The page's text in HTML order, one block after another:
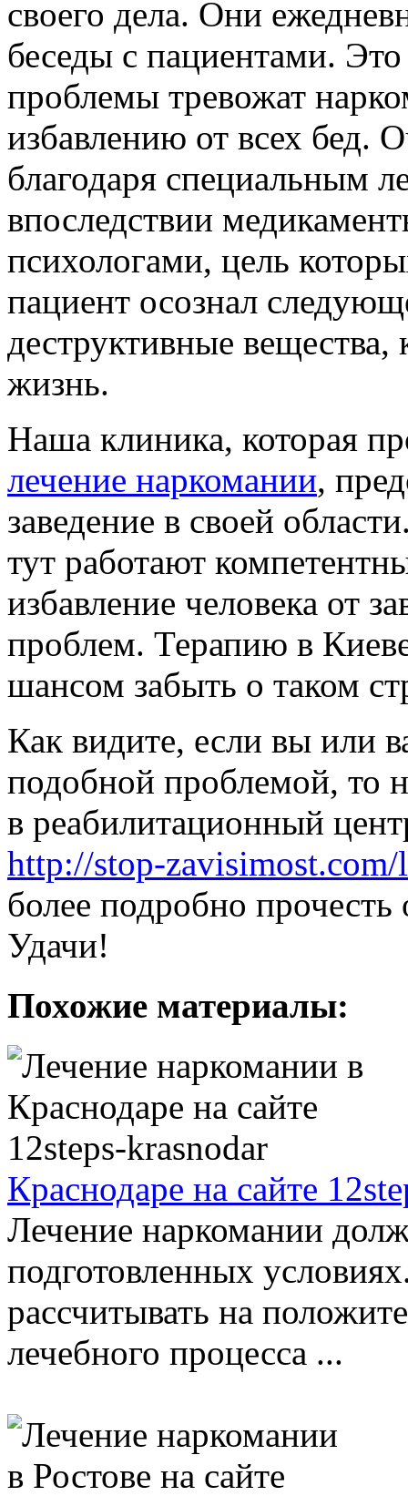
своего дела. Они
беседы с пациентами.
проблемы тревожат
избавлению от всех бед.
благодаря специальным
впоследствии
психологами, цель
пациент осознал
деструктивные
жизнь.
Наша клиника, которая
лечение наркомании,
заведение в своей
тут работают
избавление человека от
проблем. Терапию в
шансом забыть о таком
Как видите, если вы или
подобной проблемой, то
в реабилитационный
http://stop-
более подробно прочесть
Удачи!
Похожие материалы:
Краснодаре на сайте
Лечение наркомании
подготовленных
рассчитывать на
лечебного процесса ...